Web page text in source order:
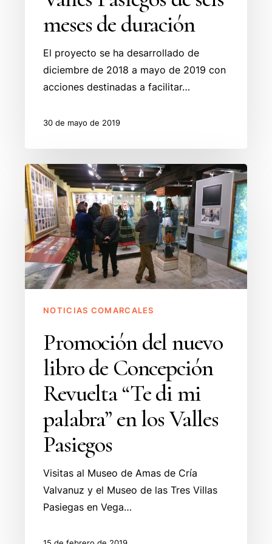
meses de duración
El proyecto se ha desarrollado de
diciembre de 2018 a mayo de 2019 con
acciones destinadas a facilitar…
30 de mayo de 2019
Promoción
del
nuevo
libro
de
Concepción
Revuelta
“Te
palabra”
Valles
Pasiegos
NOTICIAS COMARCALES
Promoción del nuevo
libro de Concepción
Revuelta “Te di mi
palabra” en los Valles
Pasiegos
Visitas al Museo de Amas de Cría
Valvanuz y el Museo de las Tres Villas
Pasiegas en Vega…